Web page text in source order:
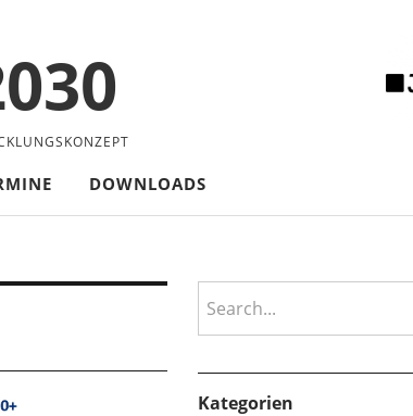
DOWNLOADS
Kategorien